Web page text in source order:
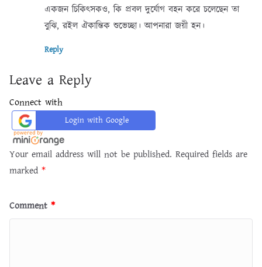
একজন চিকিৎসকও, কি প্রবল দুর্যোগ বহন করে চলেছেন তা
বুঝি, রইল ঐকান্তিক শুভেচ্ছা। আপনারা জয়ী হন।
Reply
Leave a Reply
Connect with
Login with Google
Your email address will not be published. Required fields are
marked *
Comment *